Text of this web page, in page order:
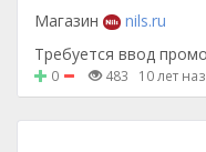
Магазин
nils.ru
Требуется ввод
0 483 10 лет